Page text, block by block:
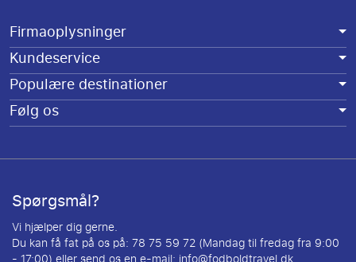
Firmaoplysninger
Kundeservice
Populære destinationer
Følg os
Spørgsmål?
Vi hjælper dig gerne.
Du kan få fat på os på: 78 75 59 72 (Mandag til fredag fra 9:00